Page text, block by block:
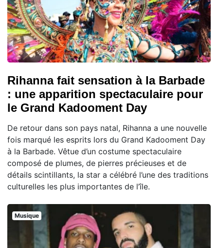
Rihanna fait sensation à la Barbade
: une apparition spectaculaire pour
le Grand Kadooment Day
De retour dans son pays natal, Rihanna a une nouvelle
fois marqué les esprits lors du Grand Kadooment Day
à la Barbade. Vêtue d’un costume spectaculaire
composé de plumes, de pierres précieuses et de
détails scintillants, la star a célébré l’une des traditions
culturelles les plus importantes de l’île.
Musique